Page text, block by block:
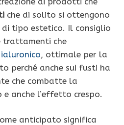
che di solito si ottengono
tipo estetico. Il consiglio
trattamenti che
, ottimale per la
perché anche sui fusti ha
che combatte la
e anche l’effetto crespo.
anticipato significa